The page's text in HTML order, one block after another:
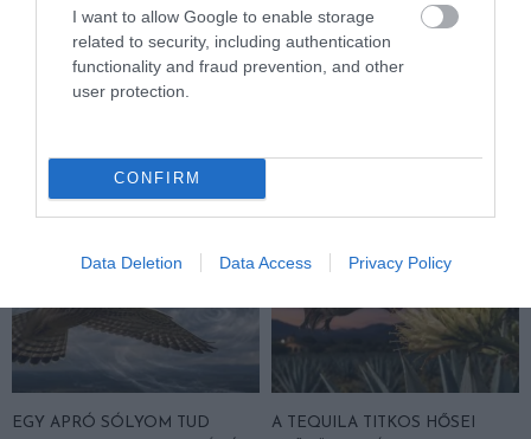
I want to allow Google to enable storage
related to security, including authentication
functionality and fraud prevention, and other
user protection.
CONFIRM
Data Deletion Data Access Privacy Policy
MOST MÁR GONDOLKODNI IS
PRÓBÁL: ÍGY SEGÍTHETI AZ AI
A VADÁLLATOK VÉDELMÉT
2026-07-27
RAJZOL: REJTETT
KIHALÁSOKAT IS
LELEPLEZHET A
EGY APRÓ SÓLYOM TUD
A TEQUILA TITKOS HŐSEI